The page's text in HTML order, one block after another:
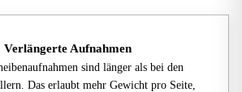
Verlängerte Aufnahmen
sind länger als bei den
Das erlaubt mehr Gewicht pro Seite,